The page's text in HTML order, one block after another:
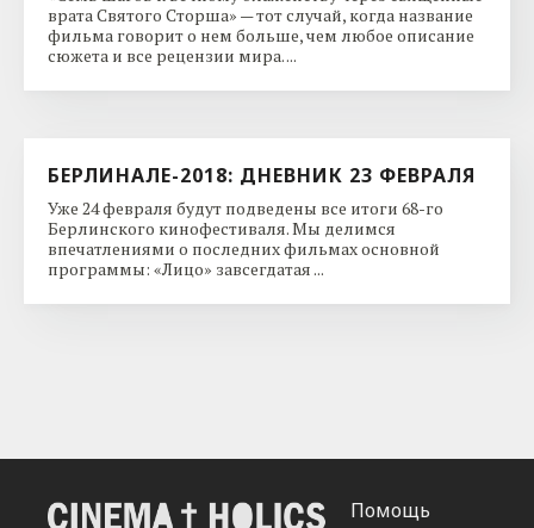
врата Святого Сторша» — тот случай, когда название
фильма говорит о нем больше, чем любое описание
сюжета и все рецензии мира. ...
БЕРЛИНАЛЕ-2018: ДНЕВНИК 23 ФЕВРАЛЯ
Уже 24 февраля будут подведены все итоги 68-го
Берлинского кинофестиваля. Мы делимся
впечатлениями о последних фильмах основной
программы: «Лицо» завсегдатая ...
Помощь